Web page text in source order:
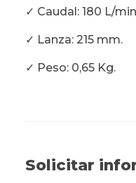
✓ Caudal: 180 L/
✓ Lanza: 215 mm.
✓ Peso: 0,65 Kg.
Solicitar